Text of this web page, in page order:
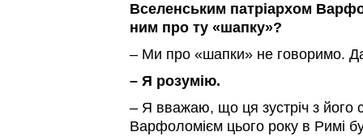
Вселенським патріархом
ним про ту «шапку»?
– Ми про «шапки» не говоримо.
– Я розумію.
– Я вважаю, що ця зустріч з його
Варфоломієм цього року в Римі